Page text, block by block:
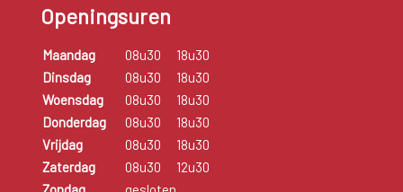
Openingsuren
Maandag 08u30
18u30
Dinsdag
08u30
18u30
Woensdag
08u30
18u30
Donderdag
08u30
18u30
Vrijdag
08u30
18u30
Zaterdag
08u30
12u30